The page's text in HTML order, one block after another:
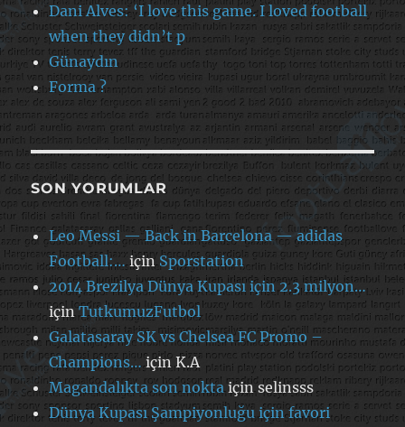
Dani Alves: ‘I love this game. I loved football
when they didn’t p
Günaydın
Forma ?
SON YORUMLAR
Leo Messi — Back in Barcelona — adidas
Football:…içinSporstation
2014 Brezilya Dünya Kupası için 2.3 milyon…
içinTutkumuzFutbol
Galatasaray SK vs Chelsea FC Promo –
Champions…içinK.A
Magandalıkta son noktaiçinselinsss
Dünya Kupası Şampiyonluğu için favori